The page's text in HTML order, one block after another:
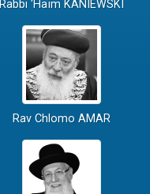
Rabbi 'Haïm KANIEWSKI
Rav Chlomo AMAR